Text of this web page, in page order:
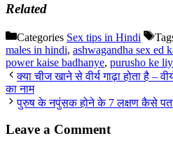
Related
Categories Sex tips in Hindi
males in hindi, ashwagandha sex ed
power kaise badhanye, purusho ke
क्या चीज खाने से वीर्य गाढ़ा होता है –
का नाम
पुरुष के नपुंसक होने के 7 लक्षण कैसे
Leave a Comment